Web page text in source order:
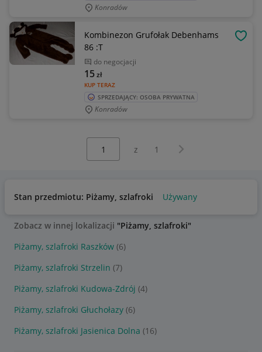
Konradów
Kombinezon Grufołak Debenhams
86 :T
do negocjacji
KUP TERAZ
15zł
SPRZEDAJĄCY: OSOBA PRYWATNA
Konradów
z 1 Następna strona
Stan przedmiotu: Piżamy, szlafroki Używany
Zobacz w innej lokalizacji "Piżamy, szlafroki"
Piżamy, szlafroki Raszków (6)
Piżamy, szlafroki Strzelin (7)
Piżamy, szlafroki Kudowa-Zdrój (4)
Piżamy, szlafroki Głuchołazy (6)
Piżamy, szlafroki Jasienica Dolna (16)